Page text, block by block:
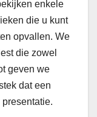
enkele
die u kunt
opvallen. We
die zowel
geven we
dat een